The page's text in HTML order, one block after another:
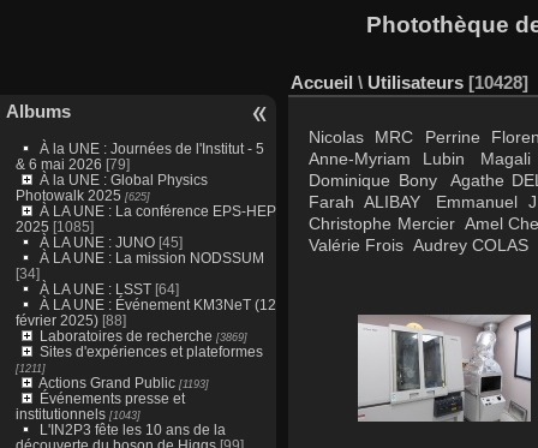
Photothèque
Albums
À la UNE : Journées de l'Institut - 5
& 6 mai 2026 [79]
À la UNE : Global Physics
Photowalk 2025 [625]
À LA UNE : La conférence EPS-HEP
2025 [1085]
À LA UNE : JUNO [45]
À LA UNE : La mission NODSSUM
[34]
À LA UNE : LSST[64]
À LA UNE : Événement KM3NeT (12
février 2025)[88]
Laboratoires de recherche [3869]
Sites d'expériences et plateformes
[1211]
Actions Grand Public[1193]
Événements presse et
institutionnels[1043]
L'IN2P3 fête les 10 ans de la
découverte du boson de Higgs[99]
Accueil \ Utilisateurs 10428
Nicolas MRC Perrine
Anne-Myriam Lubin
Magali
Dominique Bony
Agathe
Farah ALIBAY
Emmanuel
Christophe Mercier Amel
Valérie Frois Audrey COLAS